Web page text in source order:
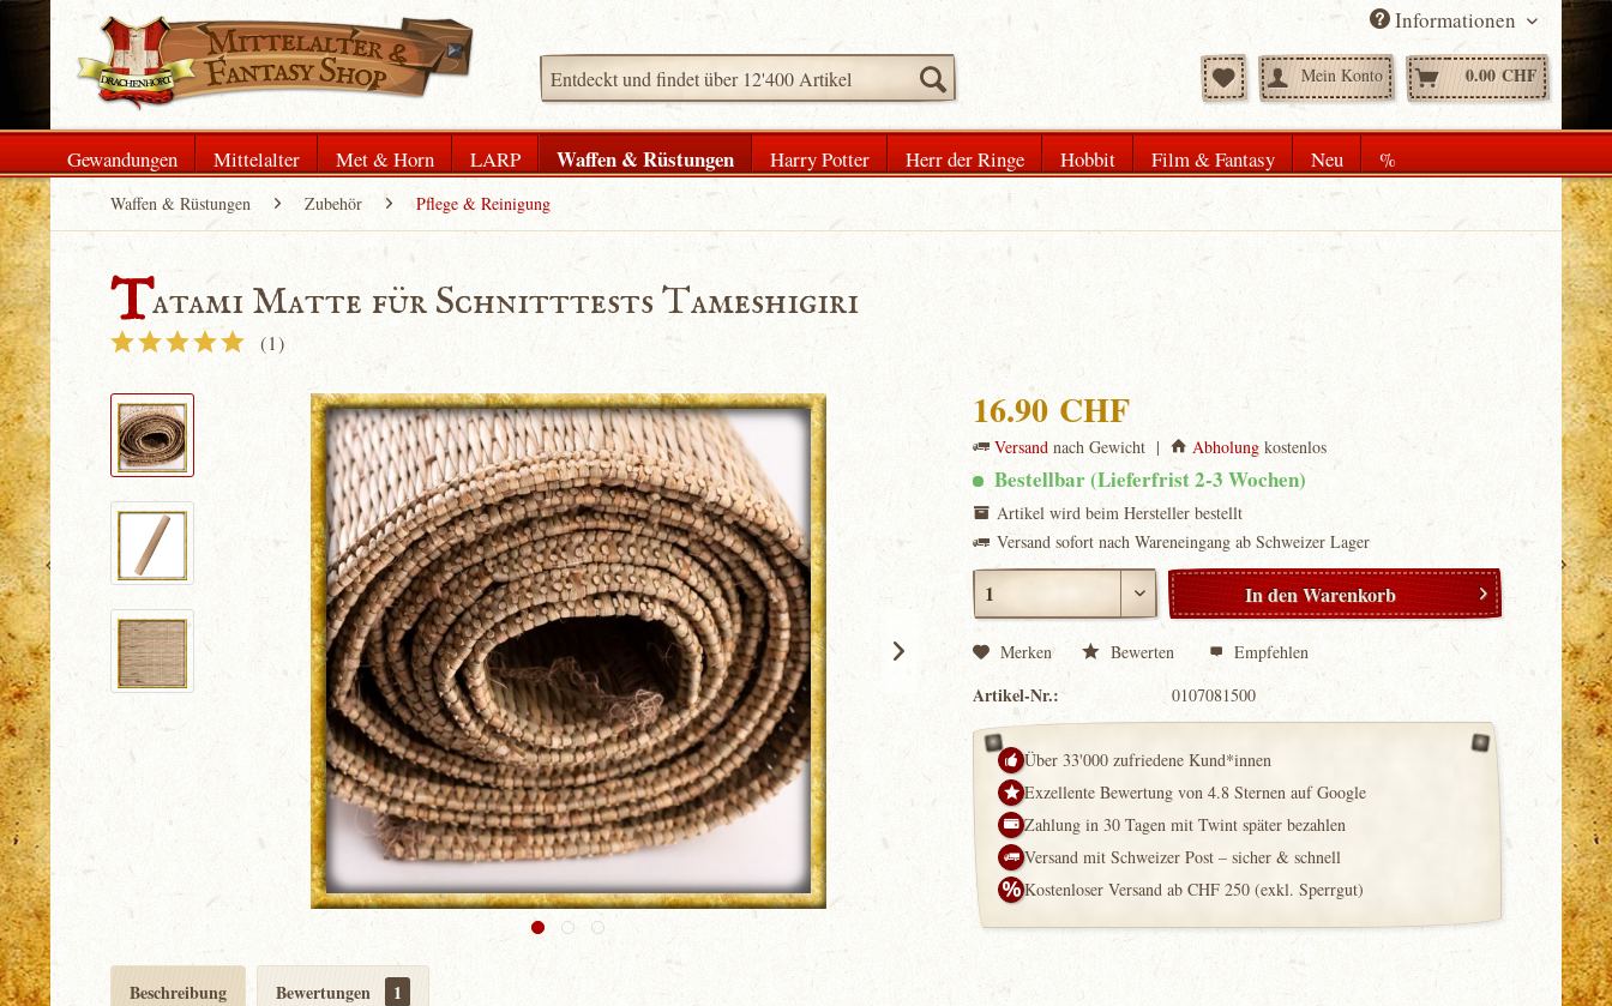
Informationen
Mein Konto 0.00 CHF
Gewandungen Mittelalter Met & Horn LARP Waffen & Rüstungen Harry Potter Herr der Ringe Hobbit Film & Fantasy Neu %
Waffen & Rüstungen Zubehör Pflege & Reinigung
Tatami Matte für Schnitttests Tameshigiri
(1)
16.90 CHF
Versand nach Gewicht | Abholung kostenlos
Bestellbar (Lieferfrist 2-3 Wochen)
Artikel wird beim Hersteller bestellt
Versand sofort nach Wareneingang ab Schweizer Lager
In denWarenkorb
Merken Bewerten Empfehlen
Artikel-Nr.: 0107081500
Über 33'000 zufriedene Kund*innen
Exzellente Bewertung von 4.8 Sternen auf Google
Zahlung in 30 Tagen mit Twint später bezahlen
Versand mit Schweizer Post – sicher & schnell
Kostenloser Versand ab CHF 250 (exkl. Sperrgut)
Beschreibung Bewertungen 1